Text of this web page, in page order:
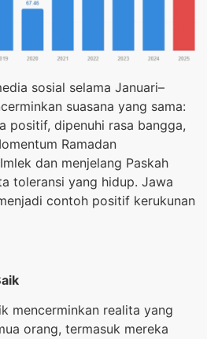
sosial selama Januari–
suasana yang sama:
positif, dipenuhi rasa bangga,
Ramadan
dan menjelang Paskah
toleransi yang hidup. Jawa
contoh positif kerukunan
mencerminkan realita yang
orang, termasuk mereka